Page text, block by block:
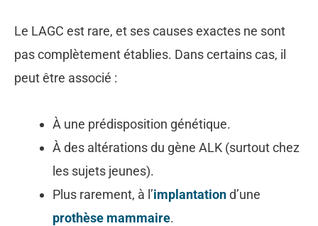
Le LAGC est rare, et ses causes exactes ne sont
pas complètement établies. Dans certains cas, il
peut être associé :
À une prédisposition génétique.
À des altérations du gène ALK (surtout chez
les sujets jeunes).
Plus rarement, à l’implantationd’une
prothèse mammaire.